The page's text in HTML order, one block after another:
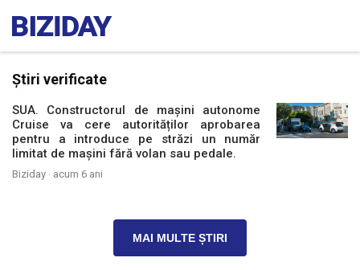
Știri verificate
SUA. Constructorul de mașini autonome
Cruise va cere autorităților aprobarea
pentru a introduce pe străzi un număr
limitat de mașini fără volan sau pedale.
Biziday · acum 6 ani
MAI MULTE ȘTIRI